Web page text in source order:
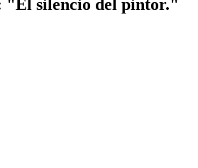
silencio del pintor."